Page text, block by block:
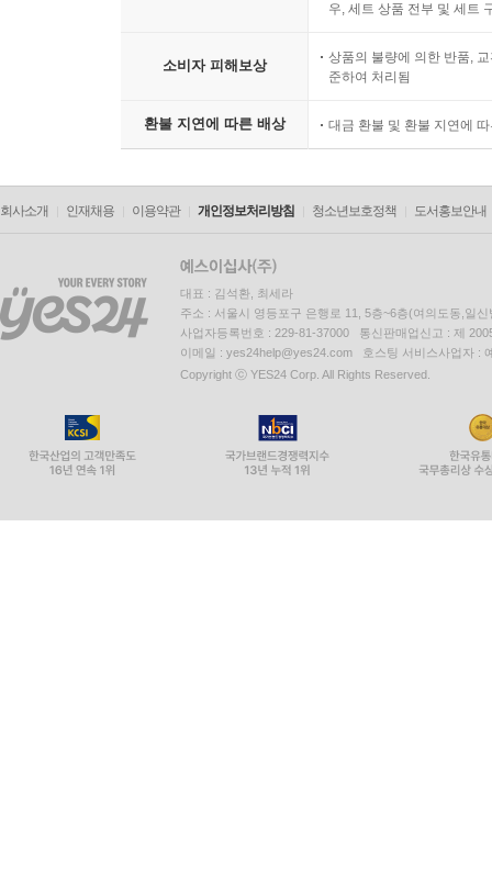
우, 세트 상품 전부 및 세트
소비자 피해보상
상품의 불량에 의한 반품,
준하여 처리됨
환불 지연에 따른 배상 대금 환불 및 환불 지연에
회사소개 인재채용 이용약관 개인정보처리방침 청소년보호정책 도서홍보안내
대표 : 김석환, 최세라
주소 : 서울시 영등포구 은행로 11, 5층~6층(여의도동,일신
사업자등록번호 : 229-81-37000 통신판매업신고 : 제
이메일 : yes24help@yes24.com 호스팅 서비스사업자 :
Copyright ⓒ YES24 Corp. All Rights Reserved.